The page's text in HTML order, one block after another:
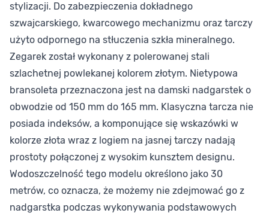
stylizacji. Do zabezpieczenia dokładnego
szwajcarskiego, kwarcowego mechanizmu oraz tarczy
użyto odpornego na stłuczenia szkła mineralnego.
Zegarek został wykonany z polerowanej stali
szlachetnej powlekanej kolorem złotym. Nietypowa
bransoleta przeznaczona jest na damski nadgarstek o
obwodzie od 150 mm do 165 mm. Klasyczna tarcza nie
posiada indeksów, a komponujące się wskazówki w
kolorze złota wraz z logiem na jasnej tarczy nadają
prostoty połączonej z wysokim kunsztem designu.
Wodoszczelność tego modelu określono jako 30
metrów, co oznacza, że możemy nie zdejmować go z
nadgarstka podczas wykonywania podstawowych